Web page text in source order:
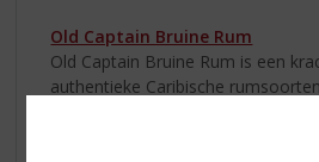
Old Captain Bruine Rum
Old Captain Bruine Rum is een
authentieke Caribische